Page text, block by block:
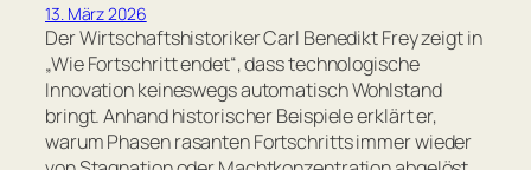
13. März 2026
Der Wirtschaftshistoriker Carl Benedikt Frey zeigt in
„Wie Fortschritt endet“, dass technologische
Innovation keineswegs automatisch Wohlstand
bringt. Anhand historischer Beispiele erklärt er,
warum Phasen rasanten Fortschritts immer wieder